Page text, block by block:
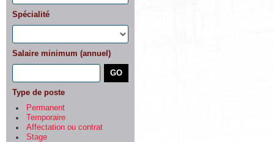
Spécialité
Salaire minimum (annuel)
Type de poste
Permanent
Temporaire
Affectation ou contrat
Stage